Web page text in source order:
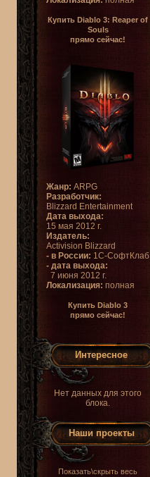
Купить Diablo 3: Reaper of
Souls
прямо сейчас!
Жанр: ARPG
Разработчик:
Blizzard Entertainment
Дата выхода:
15 мая 2012 г.
Издатель:
Activision Blizzard
- в России: 1С-СофтКлаб
- дата выхода:
7 июня 2012 г.
Локализация: полная
Купить Diablo 3
прямо сейчас!
Интересное
Нет данных для этого
блока.
Наши проекты
Показать\скрыть весь